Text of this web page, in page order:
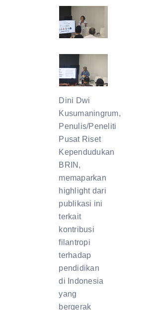
Dini Dwi
Kusumaningrum,
Penulis/Peneliti
Pusat Riset
Kependudukan
BRIN,
memaparkan
highlight dari
publikasi ini
terkait
kontribusi
filantropi
terhadap
pendidikan
di Indonesia
yang
bergerak